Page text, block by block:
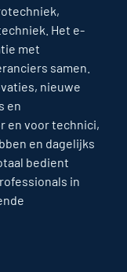
Het e-
met
samen.
nieuwe
en
en voor technici,
en dagelijks
bedient
in